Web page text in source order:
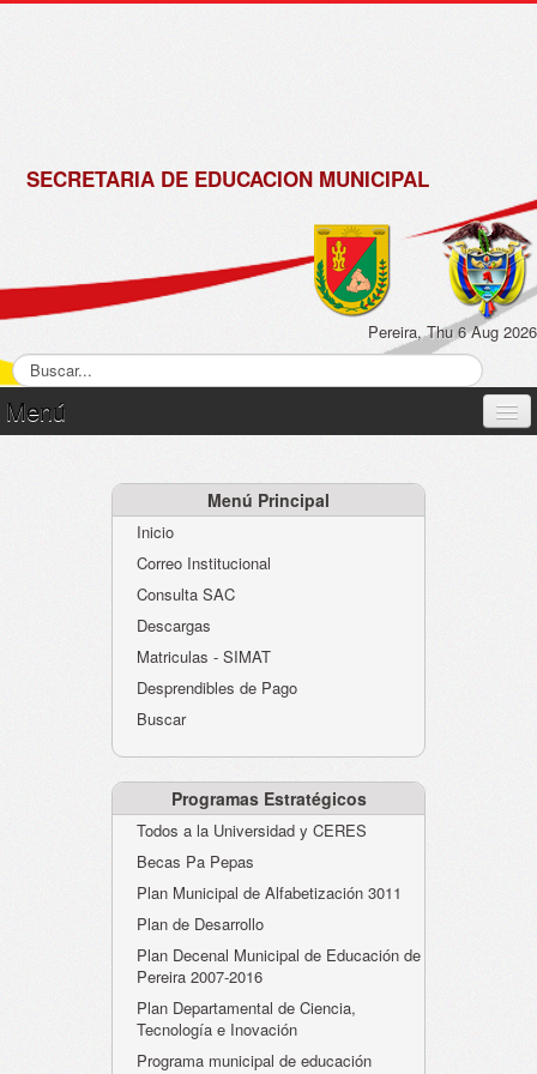
SECRETARIA DE EDUCACION MUNICIPAL
Pereira, Thu 6 Aug 2026
Menú
Atención al Ciudadano
Instituciones Educativas
Despacho Secretaría
Evaluación desempeño
Humano-Cesantías
Menú Principal
Inicio
Correo Institucional
Consulta SAC
Descargas
Matriculas - SIMAT
Desprendibles de Pago
Buscar
Programas Estratégicos
Todos a la Universidad y CERES
Becas Pa Pepas
Plan Municipal de Alfabetización 3011
Plan de Desarrollo
Plan Decenal Municipal de Educación de
Pereira 2007-2016
Plan Departamental de Ciencia,
Tecnología e Inovación
Programa municipal de educación
de